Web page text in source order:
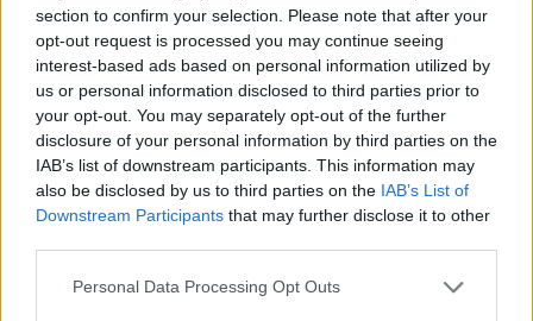
section to confirm your selection. Please note that after your
opt-out request is processed you may continue seeing
interest-based ads based on personal information utilized by
us or personal information disclosed to third parties prior to
your opt-out. You may separately opt-out of the further
disclosure of your personal information by third parties on the
IAB’s list of downstream participants. This information may
also be disclosed by us to third parties on the IAB’s List of
Downstream Participants that may further disclose it to other
Personal Data Processing Opt Outs